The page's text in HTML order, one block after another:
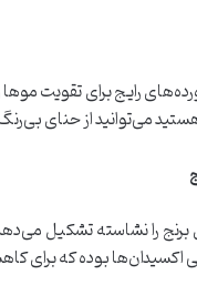
رایج برای
می‌توانید از حنای